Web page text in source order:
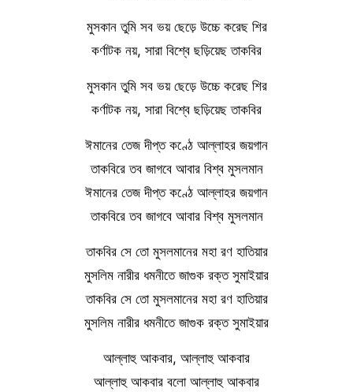
মুসকান তুমি সব ভয় ছেড়ে উচ্চে করেছ শির
কর্ণাটক নয়, সারা বিশ্বে ছড়িয়েছ তাকবির
মুসকান তুমি সব ভয় ছেড়ে উচ্চে করেছ শির
কর্ণাটক নয়, সারা বিশ্বে ছড়িয়েছ তাকবির
ঈমানের তেজ দীপ্ত কণ্ঠে আল্লাহর জয়গান
তাকবিরে তব জাগবে আবার বিশ্ব মুসলমান
ঈমানের তেজ দীপ্ত কণ্ঠে আল্লাহর জয়গান
তাকবিরে তব জাগবে আবার বিশ্ব মুসলমান
তাকবির সে তো মুসলমানের মহা রণ হাতিয়ার
মুসলিম নারীর ধমনীতে জাগুক রক্ত সুমাইয়ার
তাকবির সে তো মুসলমানের মহা রণ হাতিয়ার
মুসলিম নারীর ধমনীতে জাগুক রক্ত সুমাইয়ার
আল্লাহু আকবার, আল্লাহু আকবার
আল্লাহু আকবার বলো আল্লাহু আকবার